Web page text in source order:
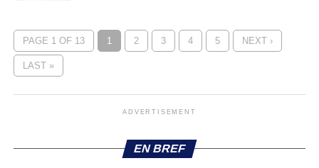
PAGE 1 OF 13 1 2 3 4 5 NEXT ›
LAST »
ADVERTISEMENT
EN BREF